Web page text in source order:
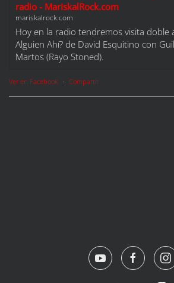
radio - MariskalRock.com
mariskalrock.com
Hoy en la radio tendremos visita doble
Alguien Ahí? de David Esquitino con
Martos (Rayo Stoned).
Ver en Facebook · Compartir